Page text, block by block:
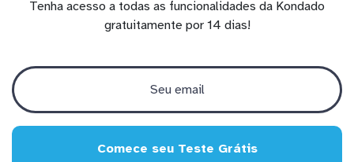
Tenha acesso a todas as funcionalidades da Kondado
gratuitamente por 14 dias!
Comece seu Teste Grátis